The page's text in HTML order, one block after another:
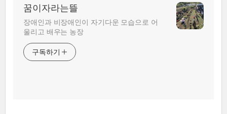
꿈이자라는뜰
장애인과 비장애인이 자기다운 모습으로 어
울리고 배우는 농장
구독하기